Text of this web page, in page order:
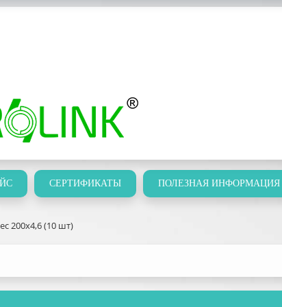
СЕРТИФИКАТЫ ПОЛЕЗНАЯ ИНФОРМАЦИЯ
200х4,6 (10 шт)